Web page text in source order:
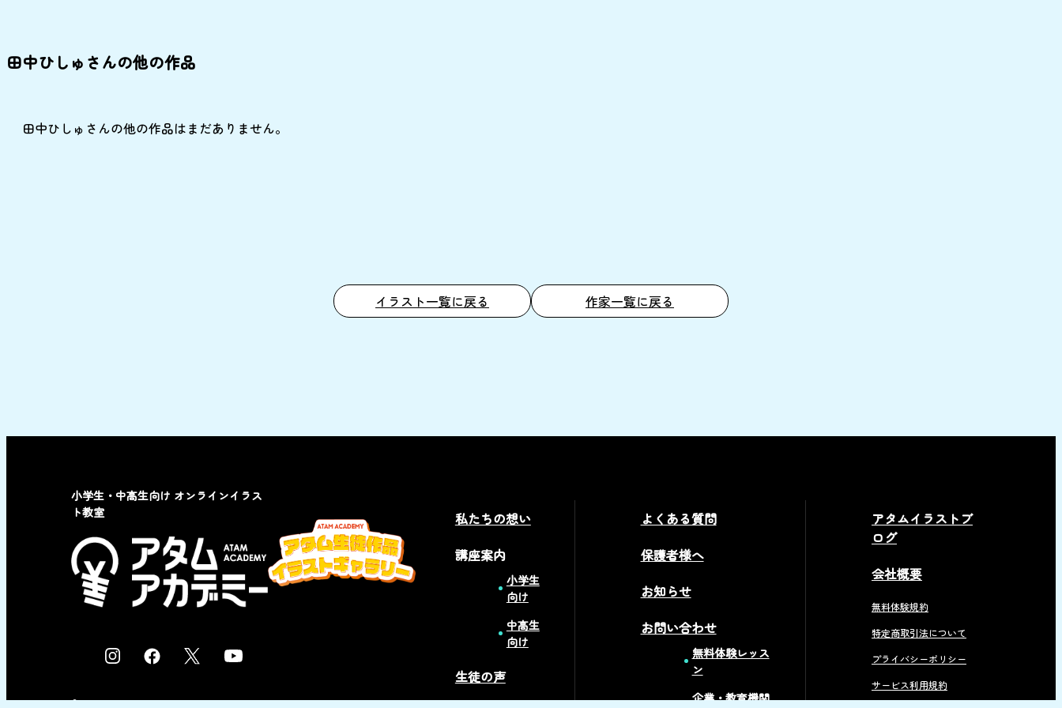
田中ひしゅさんの他の作品
田中ひしゅさんの他の作品はまだありません。
イラスト一覧に戻る 作家一覧に戻る
私たちの想い
講座案内
小学生
向け
中高生
向け
生徒の声
よくある質問
保護者様へ
お知らせ
お問い合わせ
無料体験レッス
ン
企業・教育機関
アタムイラストブ
ログ
会社概要
無料体験規約
特定商取引法について
プライバシーポリシー
サービス利用規約
小学生・中高生向け オンラインイラス
ト教室
I
F
Y
© 2023 by ATAM co,Ltd.